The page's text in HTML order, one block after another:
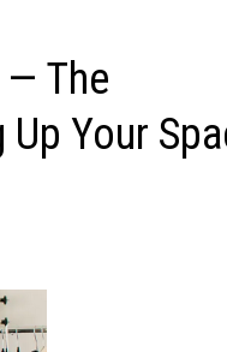
The
Your